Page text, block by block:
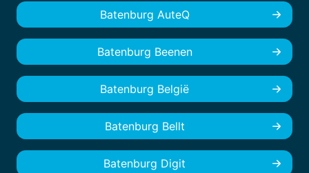
Batenburg AuteQ
Batenburg Beenen
Batenburg België
Batenburg Bellt
Batenburg Digit